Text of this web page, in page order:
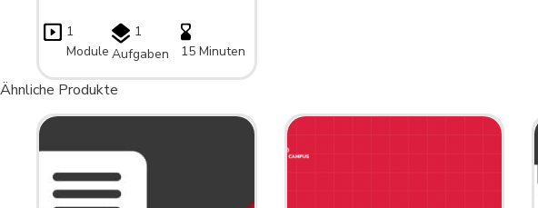
1
Module
1
Aufgaben
15 Minuten
Ähnliche Produkte